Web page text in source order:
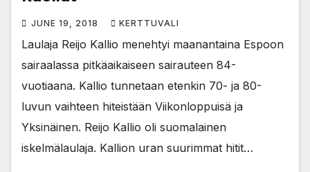
JUNE 19, 2018 KERTTUVALI
Laulaja Reijo Kallio menehtyi maanantaina Espoon
sairaalassa pitkäaikaiseen sairauteen 84-
vuotiaana. Kallio tunnetaan etenkin 70- ja 80-
luvun vaihteen hiteistään Viikonloppuisä ja
Yksinäinen. Reijo Kallio oli suomalainen
iskelmälaulaja. Kallion uran suurimmat hitit…